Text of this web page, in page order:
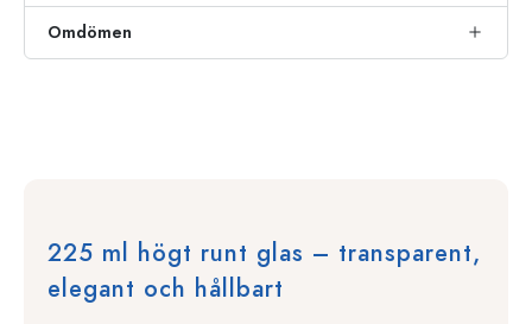
Omdömen
225 ml högt runt glas – transparent,
elegant och hållbart